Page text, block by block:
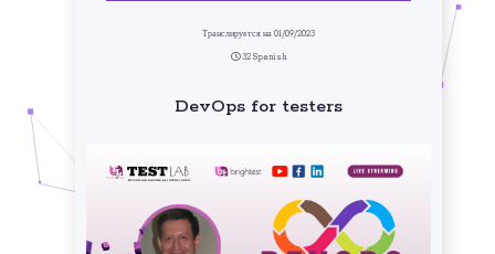
Транслируется на 01/09/2023
32 Spanish
DevOps for testers